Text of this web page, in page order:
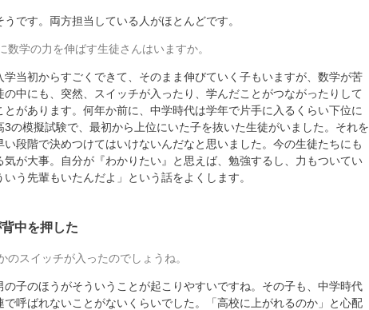
です。両方担当している人がほとんどです。
数学の力を伸ばす生徒さんはいますか。
当初からすごくできて、そのまま伸びていく子もいますが、数学が苦
の中にも、突然、スイッチが入ったり、学んだことがつながったりして
とがあります。何年か前に、中学時代は学年で片手に入るくらい下位に
3の模擬試験で、最初から上位にいた子を抜いた生徒がいました。それを
い段階で決めつけてはいけないんだなと思いました。今の生徒たちにも
気が大事。自分が『わかりたい』と思えば、勉強するし、力もついてい
いう先輩もいたんだよ」という話をよくします。
中を押した
のスイッチが入ったのでしょうね。
子のほうがそういうことが起こりやすいですね。その子も、中学時代
で呼ばれないことがないくらいでした。「高校に上がれるのか」と心配